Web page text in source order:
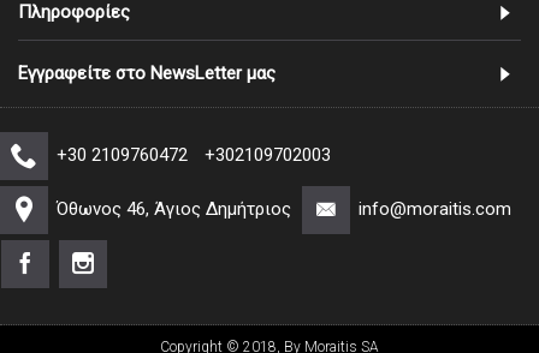
Πληροφορίες
Εγγραφείτε στο NewsLetter μας
+30 2109760472 +302109702003
Όθωνος 46, Άγιος Δημήτριος info@moraitis.com
Copyright © 2018, By Moraitis SA